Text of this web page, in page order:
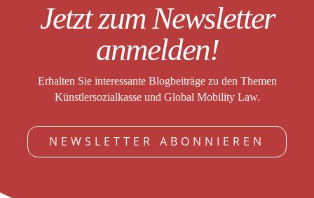
Jetzt zum Newsletter
anmelden!
Erhalten Sie interessante Blogbeiträge zu den Themen
Künstlersozialkasse und Global Mobility Law.
NEWSLETTER ABONNIEREN